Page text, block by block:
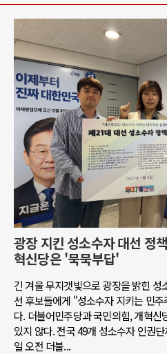
광장 지킨 성소수자 대선 정
혁신당은 '묵묵부답'
긴 겨울 무지갯빛으로 광장을 밝힌
선 후보들에게 "성소수자 지키는 민
다. 더불어민주당과 국민의힘, 개혁
있지 않다. 전국 49개 성소수자 인권
일 오전 더불...